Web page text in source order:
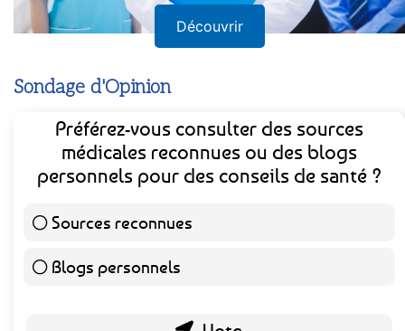
Découvrir
Sondage d'Opinion
Préférez-vous consulter des sources
médicales reconnues ou des blogs
personnels pour des conseils de santé ?
Sources reconnues
Blogs personnels